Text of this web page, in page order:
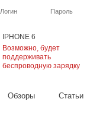
IPHONE 6
Возможно, будет
поддерживать
беспроводную зарядку
Логин Пароль
Обзоры Cтатьи